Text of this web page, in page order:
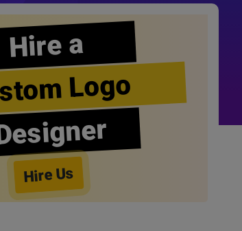
Hire a
Logo
Hire Us